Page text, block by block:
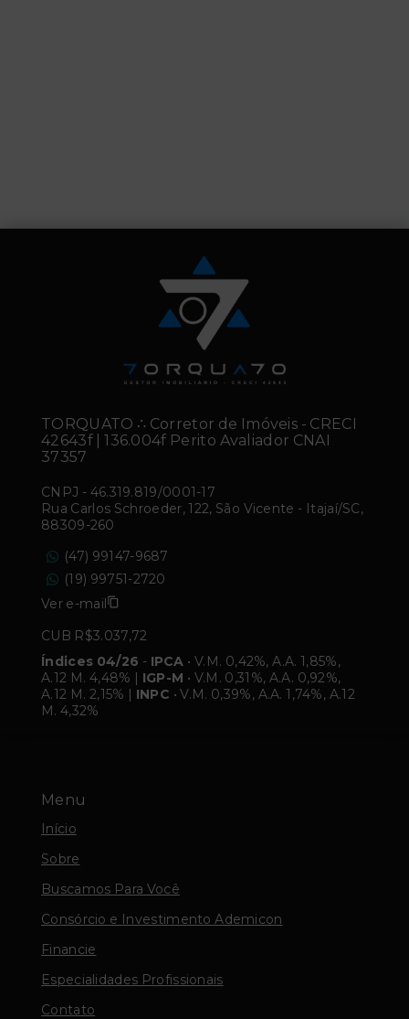
Menu
Início
Sobre
Buscamos Para Você
Consórcio e Investimento Ademicon
Financie
Especialidades Profissionais
Contato
TORQUATO ∴ Corretor de Imóveis - CRECI
42643f | 136.004f Perito Avaliador CNAI
37357
CNPJ - 46.319.819/0001-17
Rua Carlos Schroeder, 122, São Vicente - Itajaí/SC,
88309-260
(47) 99147-9687
(19) 99751-2720
Ver e-mail
CUB R$3.037,72
Índices 04/26 - IPCA • V.M. 0,42%, A.A. 1,85%,
A.12 M. 4,48% | IGP-M • V.M. 0,31%, A.A. 0,92%,
A.12 M. 2,15% | INPC • V.M. 0,39%, A.A. 1,74%, A.12
M. 4,32%